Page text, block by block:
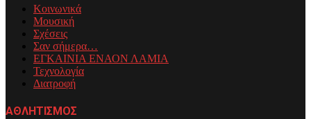
Κοινωνικά
Μουσική
Σχέσεις
Σαν σήμερα…
ΕΓΚΑΙΝΙΑ ΕΝΑΟΝ ΛΑΜΙΑ
Τεχνολογία
Διατροφή
ΑΘΛΗΤΙΣΜΟΣ